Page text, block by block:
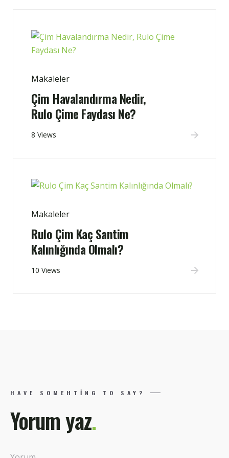
Makaleler
Çim Havalandırma Nedir,
Rulo Çime Faydası Ne?
8 Views
Makaleler
Rulo Çim Kaç Santim
Kalınlığında Olmalı?
10 Views
HAVE SOMEHTING TO SAY?
Yorum yaz.